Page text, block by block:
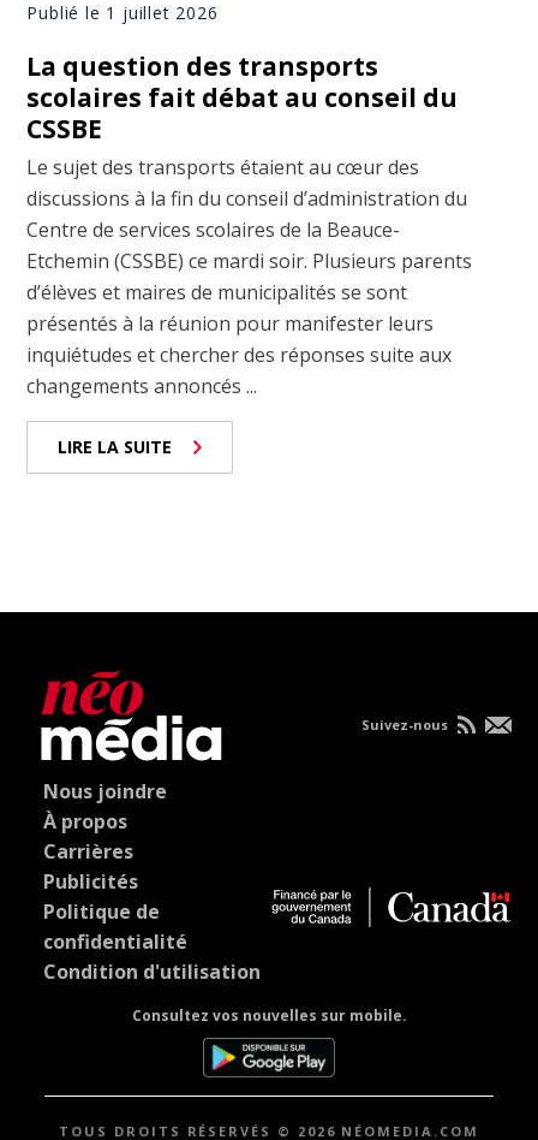
Publié le 1 juillet 2026
La question des transports
scolaires fait débat au conseil du
CSSBE
Le sujet des transports étaient au cœur des
discussions à la fin du conseil d’administration du
Centre de services scolaires de la Beauce-
Etchemin (CSSBE) ce mardi soir. Plusieurs parents
d’élèves et maires de municipalités se sont
présentés à la réunion pour manifester leurs
inquiétudes et chercher des réponses suite aux
changements annoncés ...
LIRE LA SUITE
Nous joindre
À propos
Carrières
Publicités
Politique de
confidentialité
Condition d'utilisation
Consultez vos nouvelles sur mobile.
Suivez-nous
TOUS DROITS RÉSERVÉS © 2026 NÉOMEDIA.COM